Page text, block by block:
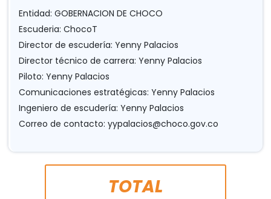
Entidad: GOBERNACION DE CHOCO
Escuderia: ChocoT
Director de escudería: Yenny Palacios
Director técnico de carrera: Yenny Palacios
Piloto: Yenny Palacios
Comunicaciones estratégicas: Yenny Palacios
Ingeniero de escudería: Yenny Palacios
Correo de contacto: yypalacios@choco.gov.co
TOTAL